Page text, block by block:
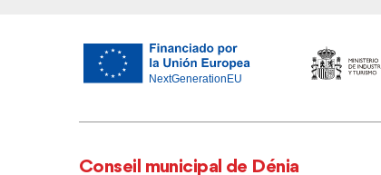
Conseil municipal de Dénia